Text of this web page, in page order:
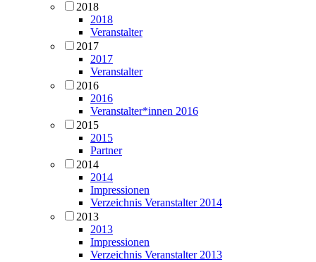
2018
2018
Veranstalter
2017
2017
Veranstalter
2016
2016
Veranstalter*innen 2016
2015
2015
Partner
2014
2014
Impressionen
Verzeichnis Veranstalter 2014
2013
2013
Impressionen
Verzeichnis Veranstalter 2013